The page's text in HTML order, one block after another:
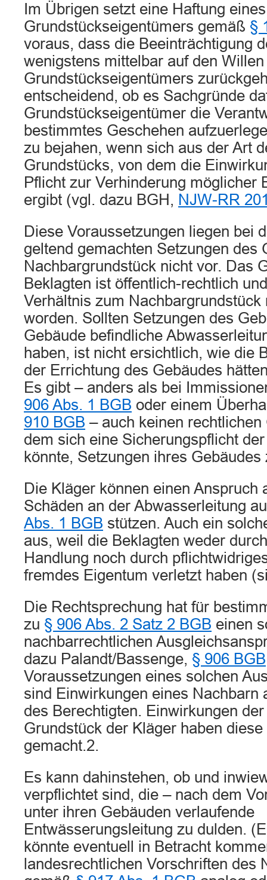
Im Übrigen setzt eine Haftung eines
Grundstückseigentümers gemäß §
voraus, dass die Beeinträchtigung
wenigstens mittelbar auf den
Grundstückseigentümers
entscheidend, ob es Sachgründe
Grundstückseigentümer die
bestimmtes Geschehen
zu bejahen, wenn sich aus der Art
Grundstücks, von dem die
Pflicht zur Verhinderung möglicher
ergibt (vgl. dazu BGH, NJW-RR
Diese Voraussetzungen liegen bei
geltend gemachten Setzungen des
Nachbargrundstück nicht vor. Das
Beklagten ist öffentlich-rechtlich
Verhältnis zum
worden. Sollten Setzungen des
Gebäude befindliche
haben, ist nicht ersichtlich, wie die
der Errichtung des Gebäudes
Es gibt – anders als bei
906 Abs. 1 BGB oder einem
910 BGB – auch keinen
dem sich eine Sicherungspflicht
könnte, Setzungen ihres
Die Kläger können einen Anspruch
Schäden an der Abwasserleitung
Abs. 1 BGB stützen. Auch ein
aus, weil die Beklagten weder
Handlung noch durch
fremdes Eigentum verletzt haben
Die Rechtsprechung hat für
zu § 906 Abs. 2 Satz 2 BGB einen
nachbarrechtlichen
dazu Palandt/Bassenge, § 906 BGB
Voraussetzungen eines solchen
sind Einwirkungen eines Nachbarn
des Berechtigten. Einwirkungen
Grundstück der Kläger haben
gemacht.2.
Es kann dahinstehen, ob und
verpflichtet sind, die – nach dem
unter ihren Gebäuden verlaufende
Entwässerungsleitung zu dulden.
könnte eventuell in Betracht
landesrechtlichen Vorschriften des